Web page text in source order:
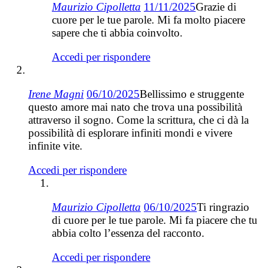
Maurizio Cipolletta 11/11/2025Grazie di
cuore per le tue parole. Mi fa molto piacere
sapere che ti abbia coinvolto.
Accedi per rispondere
Irene Magni 06/10/2025Bellissimo e struggente
questo amore mai nato che trova una possibilità
attraverso il sogno. Come la scrittura, che ci dà la
possibilità di esplorare infiniti mondi e vivere
infinite vite.
Accedi per rispondere
Maurizio Cipolletta 06/10/2025Ti ringrazio
di cuore per le tue parole. Mi fa piacere che tu
abbia colto l’essenza del racconto.
Accedi per rispondere